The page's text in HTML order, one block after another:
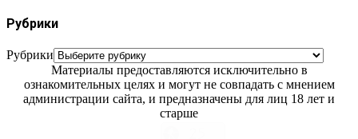
Рубрики
Рубрики
Материалы предоставляются исключительно в
ознакомительных целях и могут не совпадать с мнением
администрации сайта, и предназначены для лиц 18 лет и
старше